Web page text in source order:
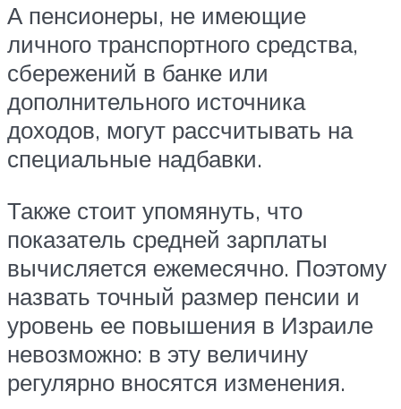
А пенсионеры, не имеющие
личного транспортного средства,
сбережений в банке или
дополнительного источника
доходов, могут рассчитывать на
специальные надбавки.
Также стоит упомянуть, что
показатель средней зарплаты
вычисляется ежемесячно. Поэтому
назвать точный размер пенсии и
уровень ее повышения в Израиле
невозможно: в эту величину
регулярно вносятся изменения.